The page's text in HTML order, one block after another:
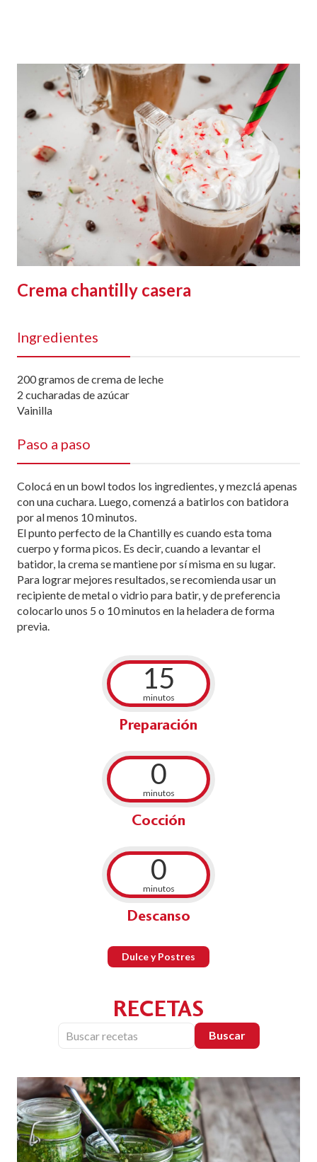
Crema chantilly casera
Ingredientes
200 gramos de crema de leche
2 cucharadas de azúcar
Vainilla
Paso a paso
Colocá en un bowl todos los ingredientes, y mezclá apenas
con una cuchara. Luego, comenzá a batirlos con batidora
por al menos 10 minutos.
El punto perfecto de la Chantilly es cuando esta toma
cuerpo y forma picos. Es decir, cuando a levantar el
batidor, la crema se mantiene por sí misma en su lugar.
Para lograr mejores resultados, se recomienda usar un
recipiente de metal o vidrio para batir, y de preferencia
colocarlo unos 5 o 10 minutos en la heladera de forma
previa.
15
minutos
Preparación
0
minutos
Cocción
0
minutos
Descanso
Dulce y Postres
RECETAS
Buscar